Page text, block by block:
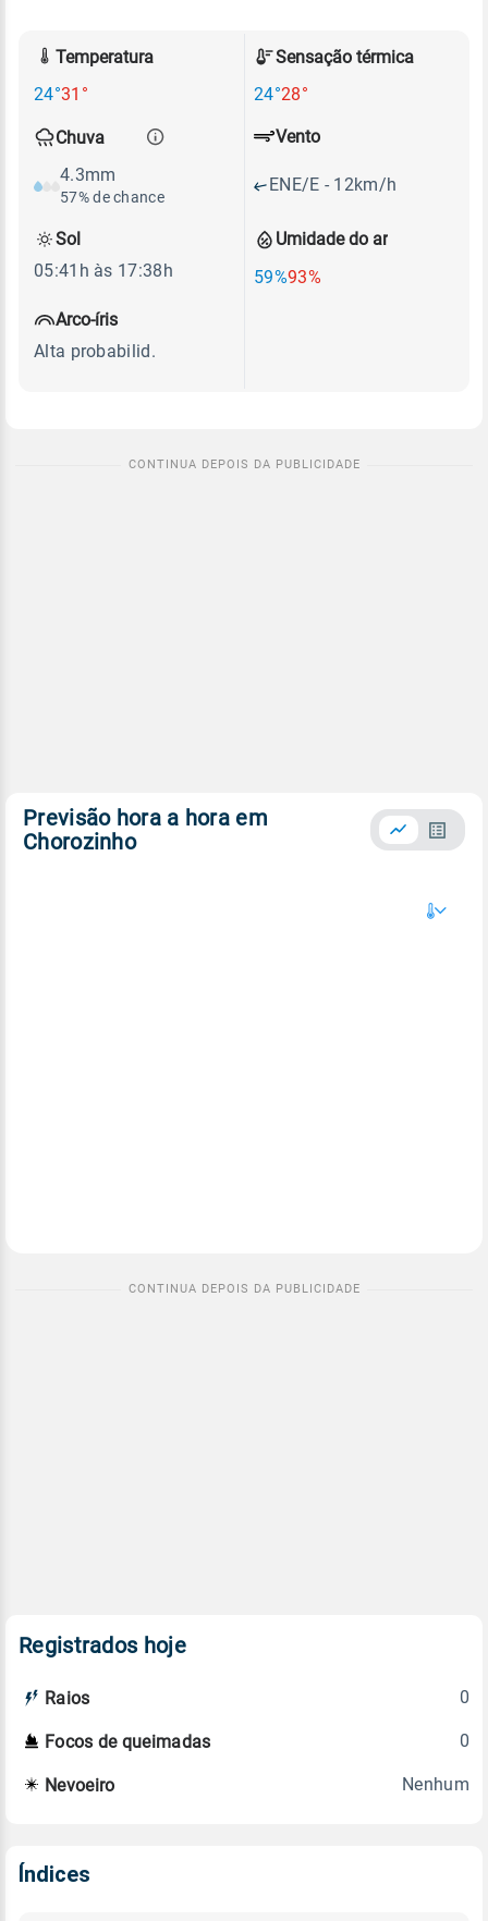
Temperatura
24°31°
Sensação térmica
24°28°
Chuva
4.3mm
57% de chance
Umidade do ar
59%93%
Vento
ENE/E - 12km/h
Sol
05:41h às 17:38h
Arco-íris
Alta probabilid.
Previsão hora a hora em
Chorozinho
Registrados hoje
Raios 0
Focos de queimadas 0
Nevoeiro Nenhum
Índices